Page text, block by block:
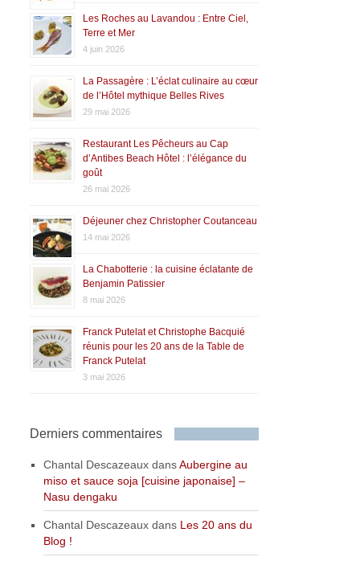
Les Roches au Lavandou : Entre Ciel,
Terre et Mer
4 juin 2026
La Passagère : L’éclat culinaire au cœur
de l’Hôtel mythique Belles Rives
29 mai 2026
Restaurant Les Pêcheurs au Cap
d’Antibes Beach Hôtel : l’élégance du
goût
26 mai 2026
Déjeuner chez Christopher Coutanceau
14 mai 2026
La Chabotterie : la cuisine éclatante de
Benjamin Patissier
8 mai 2026
Franck Putelat et Christophe Bacquié
réunis pour les 20 ans de la Table de
Franck Putelat
3 mai 2026
Derniers commentaires
Chantal Descazeaux dansAubergine au
miso et sauce soja [cuisine japonaise] –
Nasu dengaku
Chantal Descazeaux dans Les 20 ans du
Blog !